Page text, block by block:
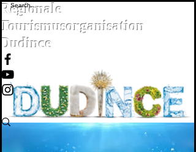
Regionale
Tourismusorganisation
Dudince